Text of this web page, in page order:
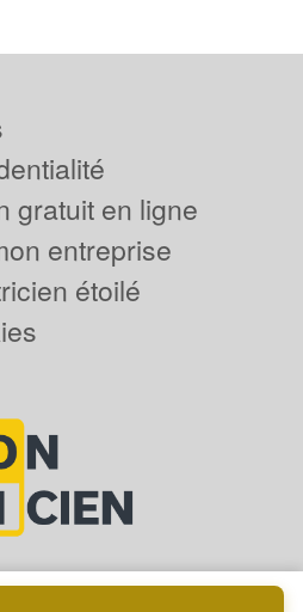
gratuit en ligne
entreprise
étoilé